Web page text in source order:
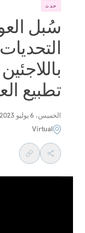
حدث
سُبل
تطبيع
الخميس، 6 يوليو 2023
Virtual